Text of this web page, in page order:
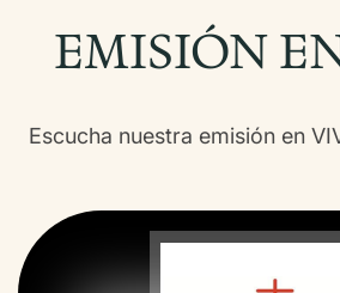
EMISIÓN
Escucha nuestra emisión en